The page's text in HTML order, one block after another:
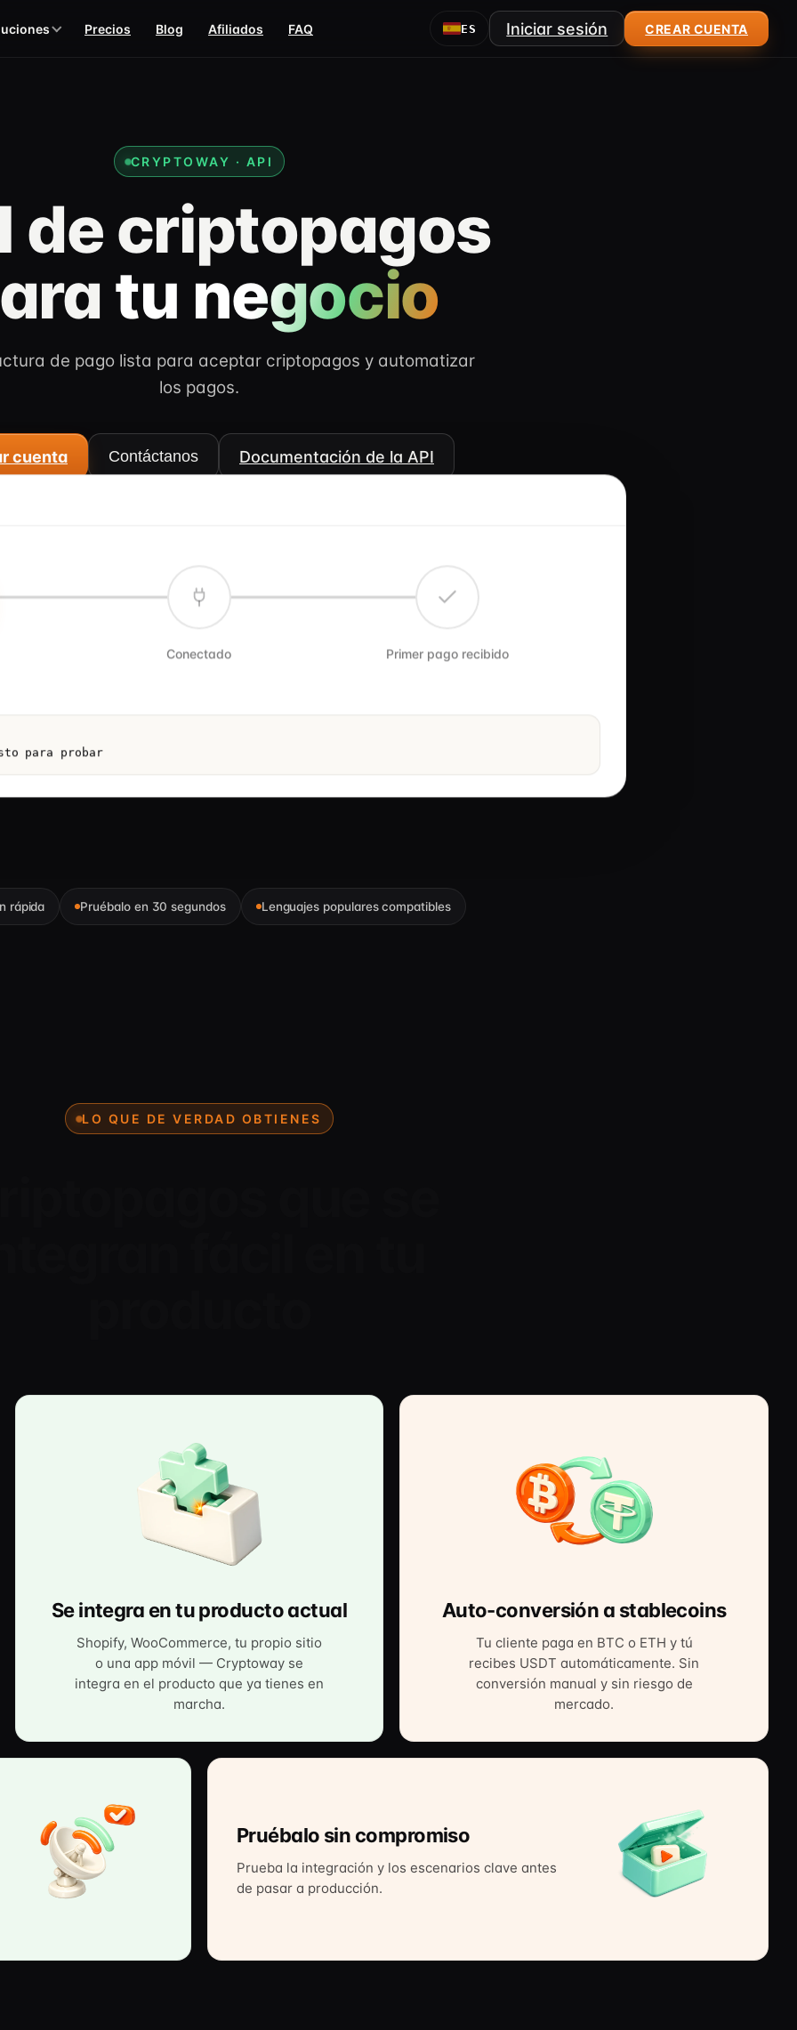
Precios Blog Afiliados FAQ ES Iniciar sesión CREAR CUENTA
CRYPTOWAY · API
de criptopagos
tu negocio
de pago lista para aceptar criptopagos y automatizar
los pagos.
cuenta Contáctanos Documentación de la API
Conectado Primer pago recibido
para probar
rápida Pruébalo en 30 segundos Lenguajes populares compatibles
LO QUE DE VERDAD OBTIENES
Se integra en tu producto actual
Shopify, WooCommerce, tu propio sitio
o una app móvil — Cryptoway se
integra en el producto que ya tienes en
marcha.
Auto-conversión a stablecoins
Tu cliente paga en BTC o ETH y tú
recibes USDT automáticamente. Sin
conversión manual y sin riesgo de
mercado.
Pruébalo sin compromiso
Prueba la integración y los escenarios clave antes
de pasar a producción.